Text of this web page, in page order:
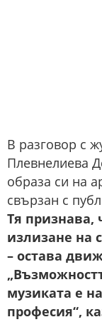
В разговор с
Плевнелиева
образа си на
свързан с
Тя признава,
излизане на
– остава
музиката е
професия“,